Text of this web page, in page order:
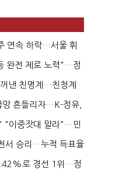
연속 하락…서울 휘
완전 제로 노력"…정
...
낸 친명계…친청계
기...
망 흔들리자…K-정유,
"이중잣대 말라"…민
다...
서 승리…누적 득표율
로 경선 1위…정